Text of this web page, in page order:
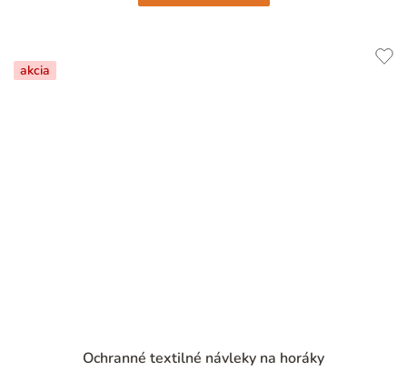
akcia
Ochranné textilné návleky na horáky
hodnotenie